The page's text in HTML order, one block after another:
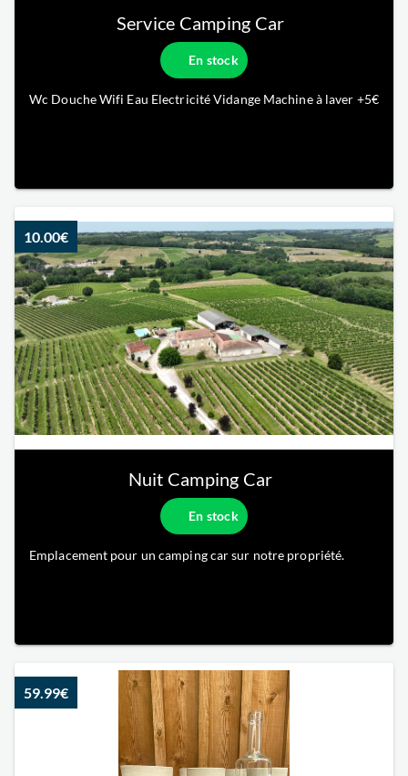
Service Camping Car
En stock
Wc Douche Wifi Eau Electricité Vidange Machine à laver +5€
10.00€
Nuit Camping Car
En stock
Emplacement pour un camping car sur notre propriété.
59.99€